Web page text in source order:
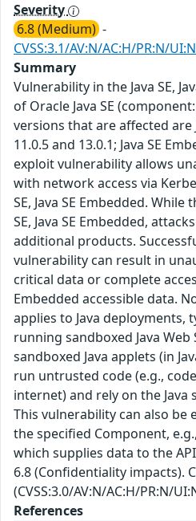
Severity
6.8 (Medium) -
CVSS:3.1/AV:N/AC:H/PR:N/
Summary
Vulnerability in the Java SE,
of Oracle Java SE
versions that are affected are
11.0.5 and 13.0.1; Java SE
exploit vulnerability allows
with network access via
SE, Java SE Embedded.
SE, Java SE Embedded,
additional products.
vulnerability can result in
critical data or complete
Embedded accessible data.
applies to Java deployments,
running sandboxed Java
sandboxed Java applets (in
run untrusted code (e.g.,
internet) and rely on the Java
This vulnerability can also be
the specified Component,
which supplies data to the
6.8 (Confidentiality impacts).
(CVSS:3.0/AV:N/AC:H/PR:N/
References